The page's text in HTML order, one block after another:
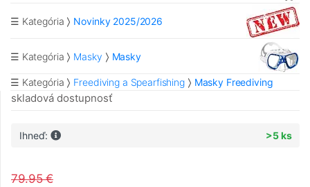
☰ Kategória Novinky 2025/2026
☰ Kategória Masky Masky
☰ Kategória Freediving a Spearfishing Masky Freediving
skladová dostupnosť
Ihneď: >5 ks
79.95 €